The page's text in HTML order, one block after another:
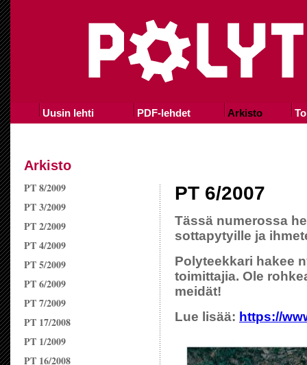
Uusin lehti PDF-lehdet Arkisto
Arkisto
PT 8/2009
PT 3/2009
PT 2/2009
PT 4/2009
PT 5/2009
PT 6/2009
PT 7/2009
PT 17/2008
PT 1/2009
PT 16/2008
PT 6/2007
Tässä numerossa
sottapytyille ja
Polyteekkari hakee
toimittajia. Ole
meidät!
Lue lisää: https://